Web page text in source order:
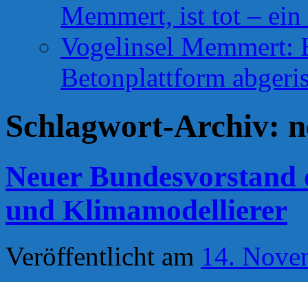
Memmert, ist tot –
Vogelinsel Memmert:
Betonplattform
Schlagwort-Archiv:
Neuer
und Klimamodellierer
Veröffentlicht am 14.